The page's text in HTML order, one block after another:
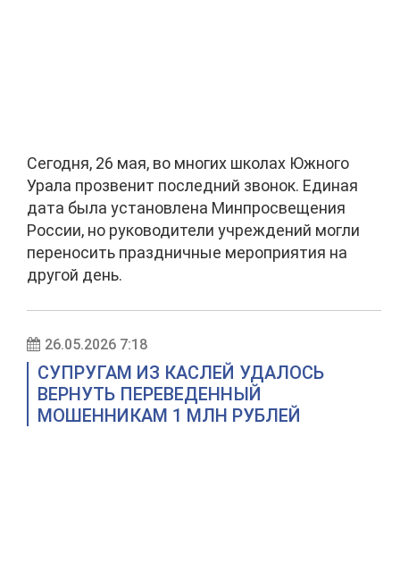
Сегодня, 26 мая, во многих школах Южного
Урала прозвенит последний звонок. Единая
дата была установлена Минпросвещения
России, но руководители учреждений могли
переносить праздничные мероприятия на
другой день.
26.05.2026 7:18
СУПРУГАМ ИЗ КАСЛЕЙ УДАЛОСЬ
ВЕРНУТЬ ПЕРЕВЕДЕННЫЙ
МОШЕННИКАМ 1 МЛН РУБЛЕЙ